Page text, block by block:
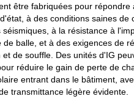
être fabriquées pour répondre
à des conditions saines de
séismiques, à la résistance à
de balle, et à des exigences de
et de souffle. Des unités d'IG
réduire le gain de perte de
entrant dans le bâtiment,
transmittance légère évidente.